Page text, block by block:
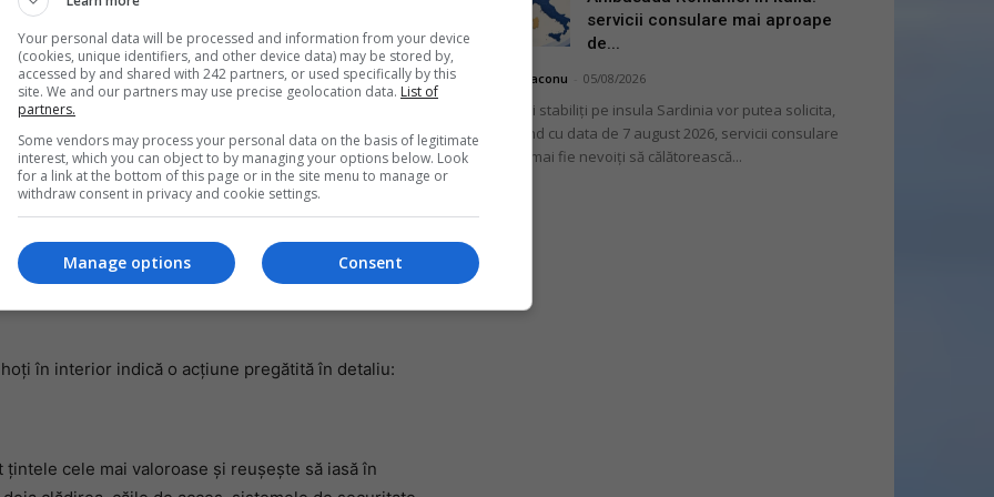
de-a lungul timpului, din colecția Accorsi.
ceasuri de epocă produse de case renumite,
selectate pentru calitatea, raritatea și starea lor
înainte”
de Leonardo Notarbartolo, autorul furtului de
comis în 2003 la seiful Diamond Center din
în interior indică o acțiune pregătită în detaliu:
cele mai valoroase și reușește să iasă în
servicii consulare mai aproape
de...
Mihai Diaconu 05/08/2026
Românii stabiliți pe insula Sardinia vor putea solicita,
începând cu data de 7 august 2026, servicii consulare
fără să mai fie nevoiți să călătorească...
Your personal data will be processed and information from your device
(cookies, unique identifiers, and other device data) may be stored by,
accessed by and shared with 242 partners, or used specifically by this
site. We and our partners may use precise geolocation data. List of
partners.
Some vendors may process your personal data on the basis of legitimate
interest, which you can object to by managing your options below. Look
for a link at the bottom of this page or in the site menu to manage or
withdraw consent in privacy and cookie settings.
Consent
Manage options